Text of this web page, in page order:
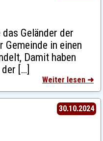
Geländer der
Gemeinde in einen
Damit haben
[…]
Weiter lesen ➜
30.10.2024